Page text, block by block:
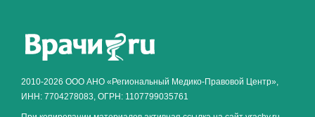
2010-2026 ООО АНО «Региональный Медико-Правовой Центр»,
ИНН: 7704278083, ОГРН: 1107799035761